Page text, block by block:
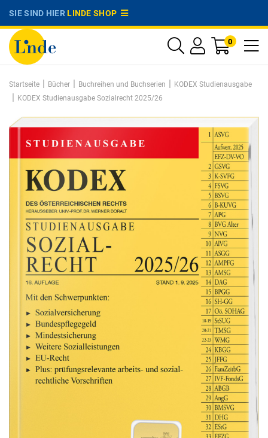
SIE SIND HIERLINDE SHOP
0
Startseite | Bücher | Buchreihen und Buchserien | KODEX Studienausgabe
| KODEX Studienausgabe Sozialrecht 2025/26